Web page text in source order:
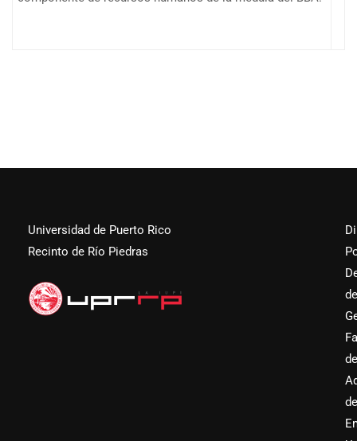
Universidad de Puerto Rico
Recinto de Río Piedras
de
de
de